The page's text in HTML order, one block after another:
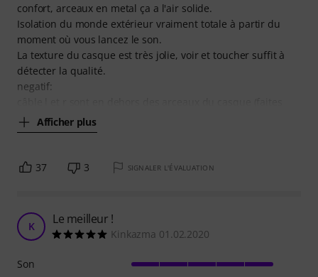
confort, arceaux en metal ça a l'air solide.
Isolation du monde extérieur vraiment totale à partir du
moment où vous lancez le son.
La texture du casque est très jolie, voir et toucher suffit à
détecter la qualité.
negatif:
Afficher plus
37 3 SIGNALER L'ÉVALUATION
K Le meilleur !
Kinkazma 01.02.2020
Son